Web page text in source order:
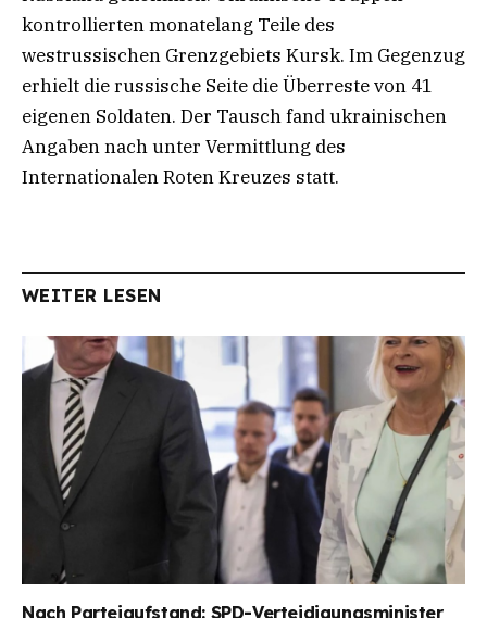
kontrollierten monatelang Teile des
westrussischen Grenzgebiets Kursk. Im Gegenzug
erhielt die russische Seite die Überreste von 41
eigenen Soldaten. Der Tausch fand ukrainischen
Angaben nach unter Vermittlung des
Internationalen Roten Kreuzes statt.
WEITER LESEN
Nach Parteiaufstand: SPD-Verteidigungsminister